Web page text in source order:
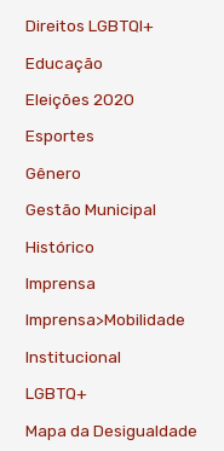
Direitos LGBTQI+
Educação
Eleições 2020
Esportes
Gênero
Gestão Municipal
Histórico
Imprensa
Imprensa>Mobilidade
Institucional
LGBTQ+
Mapa da Desigualdade